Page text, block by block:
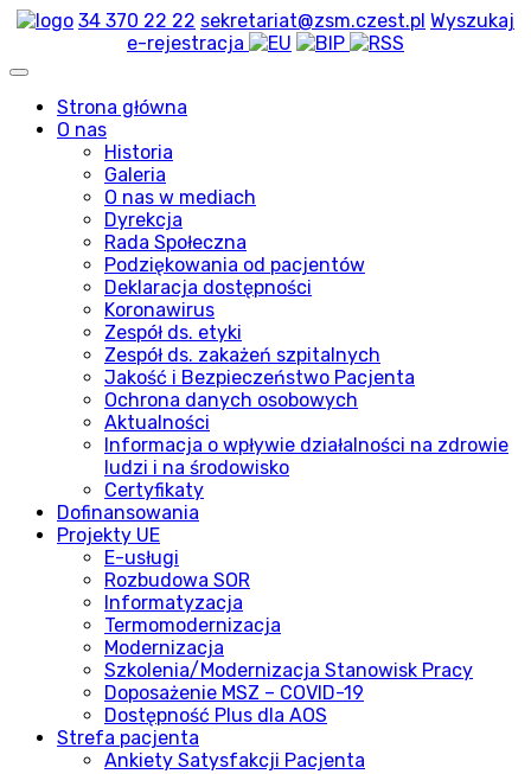
34 370 22 22 sekretariat@zsm.czest.pl Wyszukaj
e-rejestracja
Strona główna
O nas
Historia
Galeria
O nas w mediach
Dyrekcja
Rada Społeczna
Podziękowania od pacjentów
Deklaracja dostępności
Koronawirus
Zespół ds. etyki
Zespół ds. zakażeń szpitalnych
Jakość i Bezpieczeństwo Pacjenta
Ochrona danych osobowych
Aktualności
Informacja o wpływie działalności na zdrowie
ludzi i na środowisko
Certyfikaty
Dofinansowania
Projekty UE
E-usługi
Rozbudowa SOR
Informatyzacja
Termomodernizacja
Modernizacja
Szkolenia/Modernizacja Stanowisk Pracy
Doposażenie MSZ – COVID-19
Dostępność Plus dla AOS
Strefa pacjenta
Ankiety Satysfakcji Pacjenta